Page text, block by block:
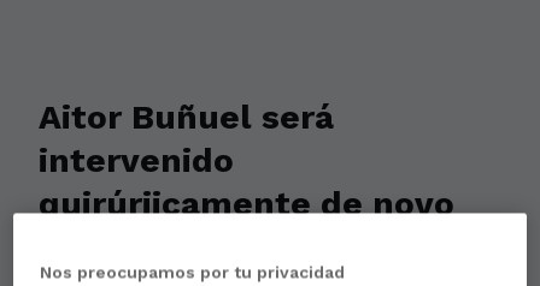
Aitor Buñuel será
intervenido
quirúrjicamente de novo
O futbolista someterase o sábado a unha
Nos preocupamos por tu privacidad